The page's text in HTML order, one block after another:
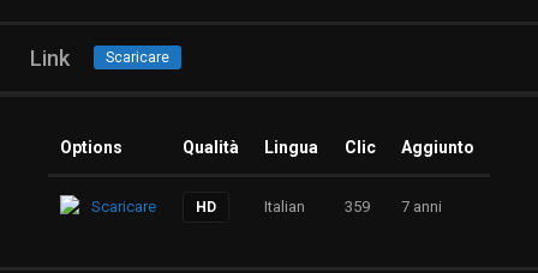
Link Scaricare
Options Qualità Lingua Clic Aggiunto
Scaricare HD Italian 359 7 anni